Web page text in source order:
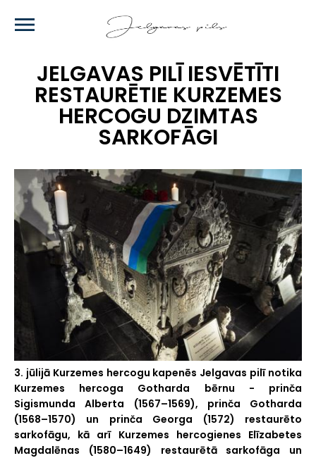
main
JELGAVAS PILĪ IESVĒTĪTI
RESTAURĒTIE KURZEMES
HERCOGU DZIMTAS
SARKOFĀGI
3. jūlijā Kurzemes hercogu kapenēs Jelgavas pilī notika
Kurzemes hercoga Gotharda bērnu - prinča
Sigismunda Alberta (1567–1569), prinča Gotharda
(1568–1570) un prinča Georga (1572) restaurēto
sarkofāgu, kā arī Kurzemes hercogienes Elīzabetes
Magdalēnas (1580–1649) restaurētā sarkofāga un